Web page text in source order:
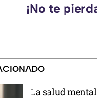
¡No te
La salud